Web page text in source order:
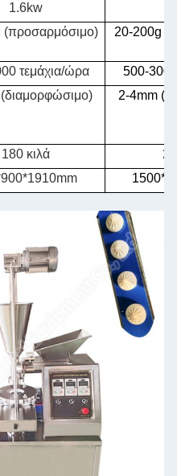
1.6kw
(προσαρμόσιμο) 20-200g
τεμάχια/ώρα
500-
2-4mm
180 κιλά